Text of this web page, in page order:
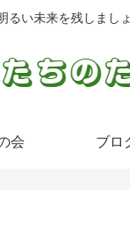
い未来を残しましょ
会 ブロ